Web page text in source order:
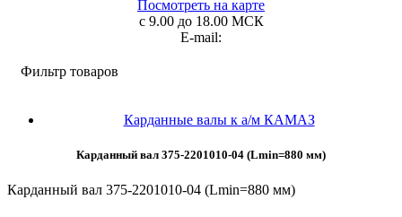
Посмотреть на карте
с 9.00 до 18.00 МСК
E-mail:
Фильтр товаров
Карданные валы к а/м КАМАЗ
Карданный вал 375-2201010-04 (Lmin=880 мм)
Карданный вал 375-2201010-04 (Lmin=880 мм)